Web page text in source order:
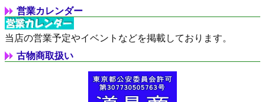
営業カレンダー
当店の営業予定やイベントなどを掲載しております。
古物商取扱い